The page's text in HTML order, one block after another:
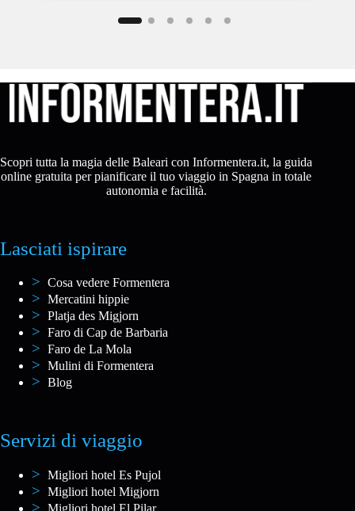
Scopri tutta la magia delle Baleari con Informentera.it, la guida
online gratuita per pianificare il tuo viaggio in Spagna in totale
autonomia e facilità.
Lasciati ispirare
Cosa vedere Formentera
Mercatini hippie
Platja des Migjorn
Faro di Cap de Barbaria
Faro de La Mola
Mulini di Formentera
Blog
Servizi di viaggio
Migliori hotel Es Pujol
Migliori hotel Migjorn
Migliori hotel El Pilar